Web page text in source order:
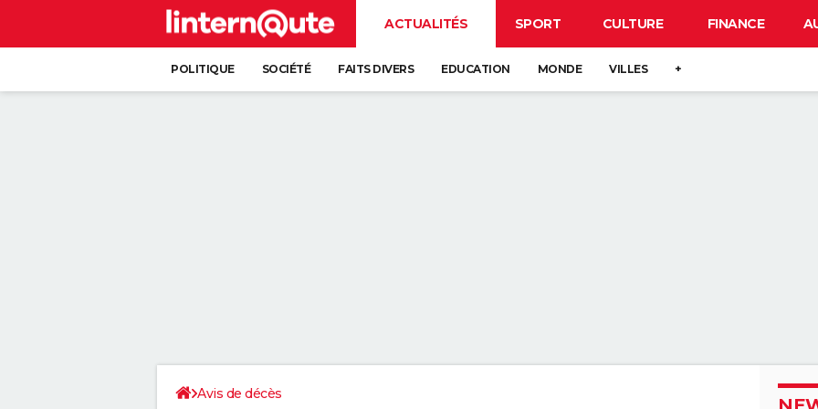
ACTUALITÉS SPORT CULTURE FINANCE
POLITIQUE SOCIÉTÉ FAITS DIVERS EDUCATION MONDE VILLES +
Avis de décès